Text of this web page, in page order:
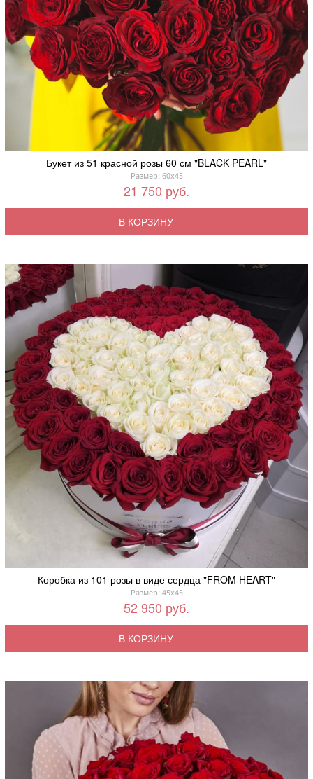
Букет из 51 красной розы 60 см "BLACK PEARL"
Размер: 60x45
21 750 руб.
В КОРЗИНУ
Коробка из 101 розы в виде сердца "FROM HEART"
Размер: 45x45
52 950 руб.
В КОРЗИНУ